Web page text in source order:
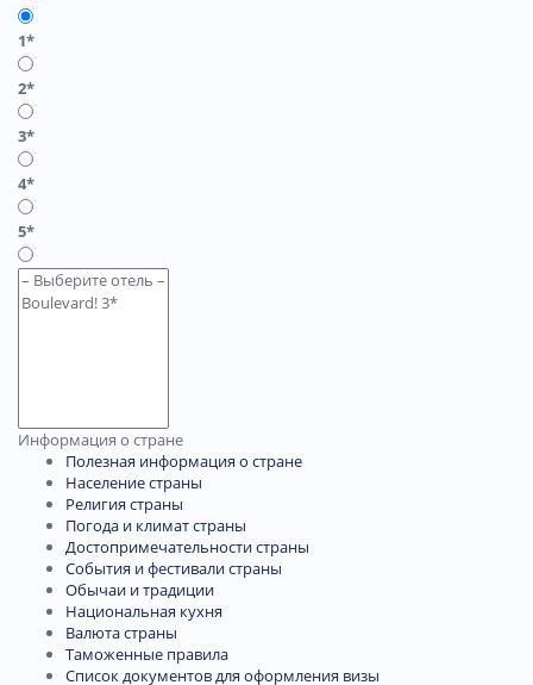
1*
2*
3*
4*
5*
Информация о стране
Полезная информация о стране
Население страны
Религия страны
Погода и климат страны
Достопримечательности страны
События и фестивали страны
Обычаи и традиции
Национальная кухня
Валюта страны
Таможенные правила
Список документов для оформления визы